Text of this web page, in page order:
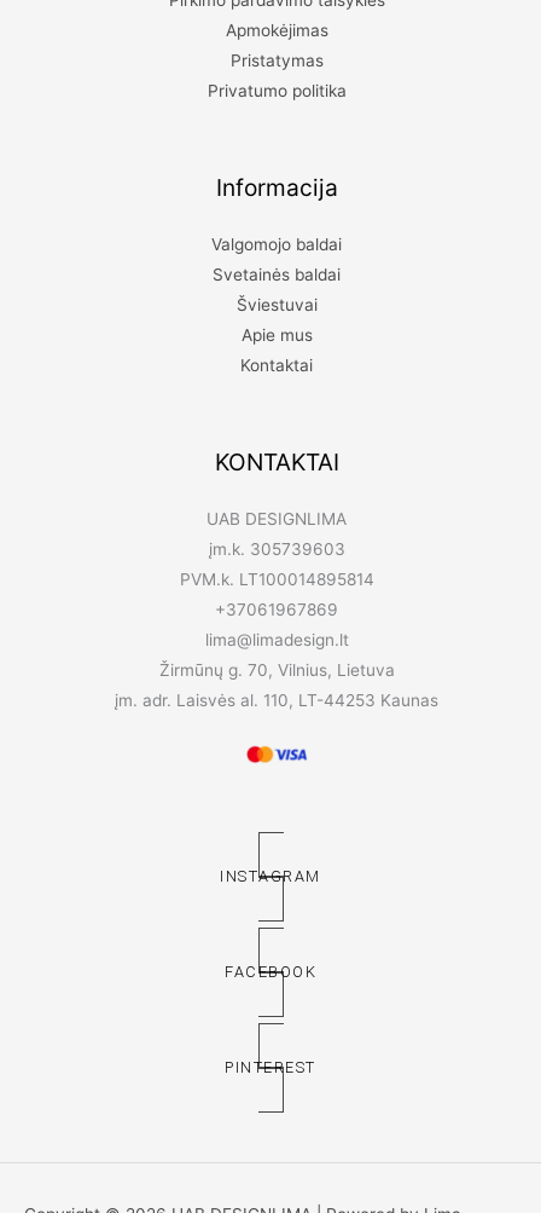
Apmokėjimas
Pristatymas
Privatumo politika
Informacija
Valgomojo baldai
Svetainės baldai
Šviestuvai
Apie mus
Kontaktai
KONTAKTAI
UAB DESIGNLIMA
įm.k. 305739603
PVM.k. LT100014895814
+37061967869
lima@limadesign.lt
Žirmūnų g. 70, Vilnius, Lietuva
įm. adr. Laisvės al. 110, LT-44253 Kaunas
INSTAGRAM
FACEBOOK
PINTEREST